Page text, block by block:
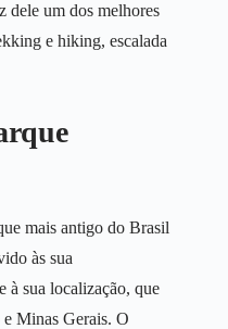
dele um dos melhores
e hiking, escalada
mais antigo do Brasil
às sua
à sua localização, que
Minas Gerais. O